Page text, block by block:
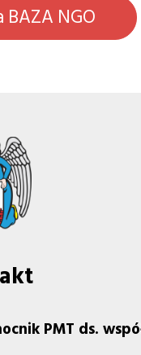
BAZA NGO
PMT ds.